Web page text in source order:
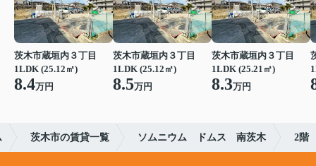
茨木市蔵垣内３丁目
1LDK (25.12㎡)
8.4万円
茨木市蔵垣内３丁目
1LDK (25.12㎡)
8.5万円
茨木市蔵垣内３丁目
1LDK (25.21㎡)
8.3万円
茨木市の賃貸一覧 ソムニウム ドムス 南茨木 2階